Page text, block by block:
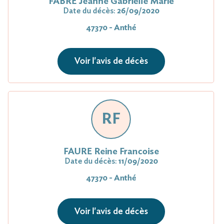
Date du décès: 26/09/2020
47370 - Anthé
Voir l'avis de décès
RF
FAURE Reine Francoise
Date du décès: 11/09/2020
47370 - Anthé
Voir l'avis de décès